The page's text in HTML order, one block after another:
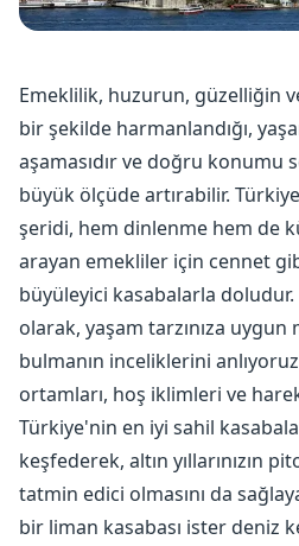
Emeklilik, huzurun, güzelliğin
bir şekilde harmanlandığı,
aşamasıdır ve doğru konumu
büyük ölçüde artırabilir.
şeridi, hem dinlenme hem de
arayan emekliler için cennet
büyüleyici kasabalarla
olarak, yaşam tarzınıza
bulmanın inceliklerini
ortamları, hoş iklimleri ve
Türkiye'nin en iyi sahil
keşfederek, altın yıllarınızın
tatmin edici olmasını da
bir liman kasabası ister deniz